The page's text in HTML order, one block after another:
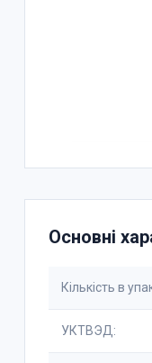
Основні
Кількість в
УКТВЭД: